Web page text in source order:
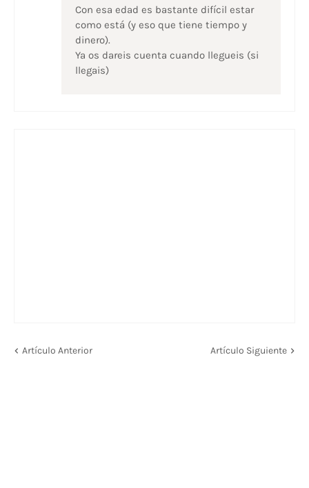
Con esa edad es bastante difícil estar
como está (y eso que tiene tiempo y
dinero).
Ya os dareis cuenta cuando llegueis (si
llegais)
Artículo Anterior Artículo Siguiente